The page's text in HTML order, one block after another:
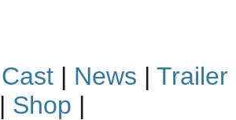
Cast| News | Trailer
| Shop |